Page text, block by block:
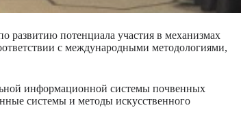
развитию потенциала участия в механизмах
с международными методологиями,
информационной системы почвенных
системы и методы искусственного